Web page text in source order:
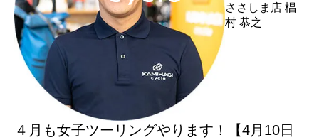
ささしま店 椙
村 恭之
４月も女子ツーリングやります！【4月10日